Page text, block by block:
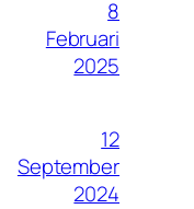
8
Februari
2025
12
September
2024